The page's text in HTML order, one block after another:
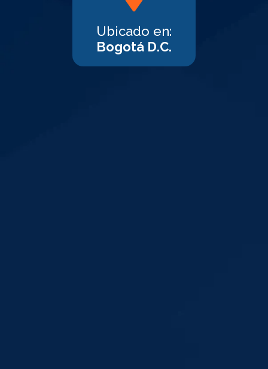
Ubicado en:
Bogotá D.C.